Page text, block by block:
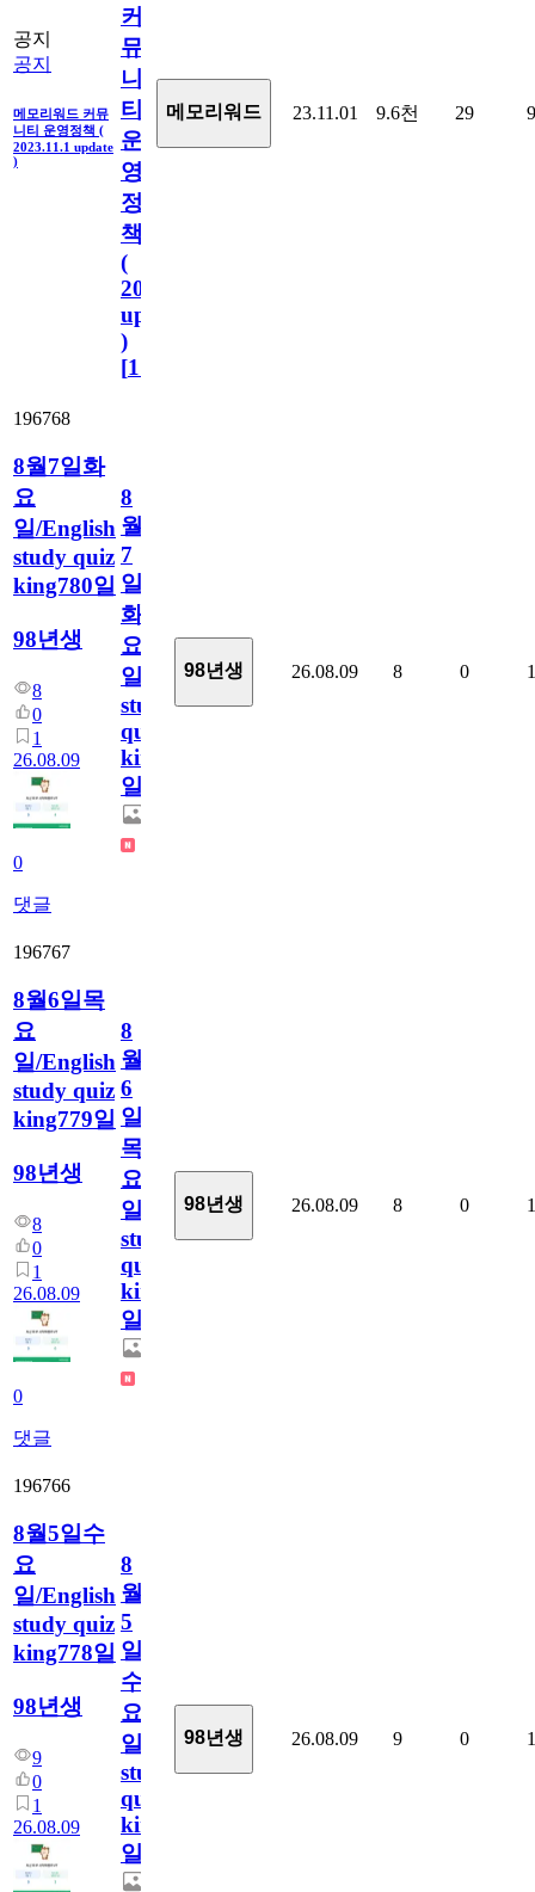
공지
공지
메모리워드 커뮤
니티 운영정책 (
2023.11.1 update
)
커
뮤
니
티
운
영
정
책
(
2023.11.1
update
)
[110
메모리워드 23.11.01 9.6천 29 9
196768
8월7일화
요
일/English
study quiz
king780일
98년생
8
0
1
26.08.09
0
댓글
8
월
7
일
화
요
일/English
study
quiz
king780
일
98년생 26.08.09 8 0 1
196767
8월6일목
요
일/English
study quiz
king779일
98년생
8
0
1
26.08.09
0
댓글
8
월
6
일
목
요
일/English
study
quiz
king779
일
98년생 26.08.09 8 0 1
196766
8월5일수
요
일/English
study quiz
king778일
98년생
9
0
1
26.08.09
8
월
5
일
수
요
일/English
study
quiz
king778
일
98년생 26.08.09 9 0 1